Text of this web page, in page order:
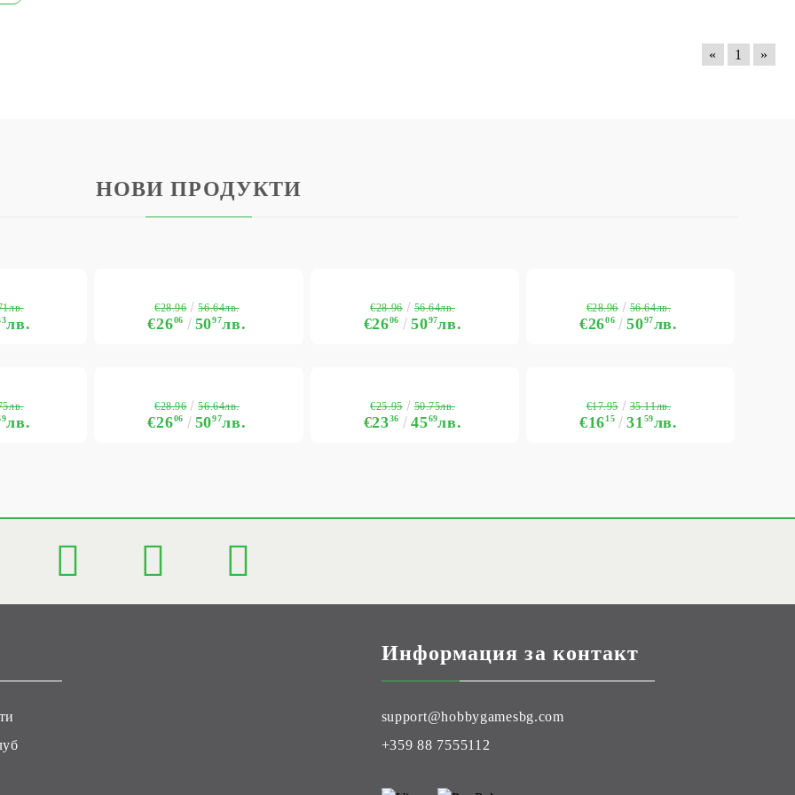
« 1 »
НОВИ ПРОДУКТИ
лв. €2606 5097лв.
€28.96 56.64лв.
€2606 5097лв.
€28.96 56.64лв.
€2606 5097лв.
€28.96 56.64лв.
лв. €2606 5097лв.
€28.96 56.64лв.
€2336 4569лв.
€25.95 50.75лв.
€1615 3159лв.
€17.95 35.11лв.
Информация за контакт
support@hobbygamesbg.com
+359 88 7555112